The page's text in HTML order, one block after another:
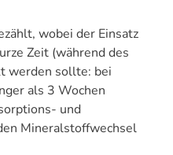
wobei der Einsatz
Zeit (während des
werden sollte: bei
als 3 Wochen
und
Mineralstoffwechsel